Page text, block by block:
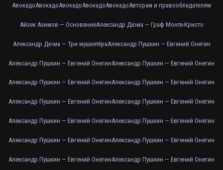
АвокадоАвокадоАвокадоАвокадоАвокадоАвторам и правообладателям
Айзек Азимов — ОснованиеАлександр Дюма — Граф Монте-Кристо
Александр Дюма — Три мушкетёраАлександр Пушкин — Евгений Онегин
Александр Пушкин — Евгений ОнегинАлександр Пушкин — Евгений Онегин
Александр Пушкин — Евгений ОнегинАлександр Пушкин — Евгений Онегин
Александр Пушкин — Евгений ОнегинАлександр Пушкин — Евгений Онегин
Александр Пушкин — Евгений ОнегинАлександр Пушкин — Евгений Онегин
Александр Пушкин — Евгений ОнегинАлександр Пушкин — Евгений Онегин
Александр Пушкин — Евгений ОнегинАлександр Пушкин — Евгений Онегин